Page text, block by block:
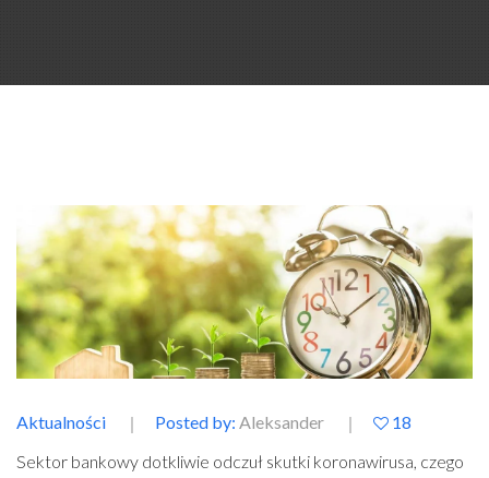
Aktualności Posted by: Aleksander
18
Sektor bankowy dotkliwie odczuł skutki koronawirusa, czego